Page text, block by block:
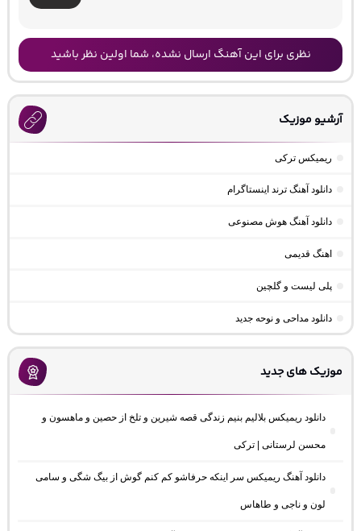
نظری برای این آهنگ ارسال نشده، شما اولین نظر باشید
آرشیو موزیک
ریمیکس ترکی
دانلود آهنگ ترند اینستاگرام
دانلود آهنگ هوش مصنوعی
اهنگ قدیمی
پلی لیست و گلچین
دانلود مداحی و نوحه جدید
موزیک های جدید
دانلود ریمیکس بلالیم بنیم زندگی قصه شیرین و تلخ از حصین و ماهسون و
محسن لرستانی | ترکی
دانلود آهنگ ریمیکس سر اینکه حرفاشو کم کنم گوش از بیگ شگی و سامی
لون و ناجی و طاهاس